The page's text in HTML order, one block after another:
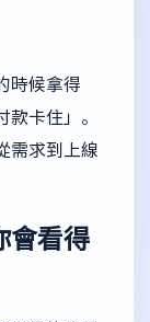
時候拿得
卡住」。
需求到上線
會看得